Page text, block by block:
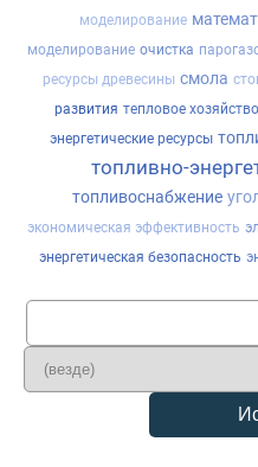
моделирование
моделирование очистка
ресурсы древесины смола
развития тепловое хозяйство
энергетические ресурсы
топливно-
топливоснабжение
экономическая эффективность
энергетическая безопасность